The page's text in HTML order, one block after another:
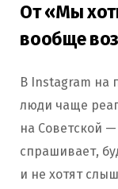
От «Мы
вообще
В Instagram на
люди чаще
на Советской
спрашивает,
и не хотят